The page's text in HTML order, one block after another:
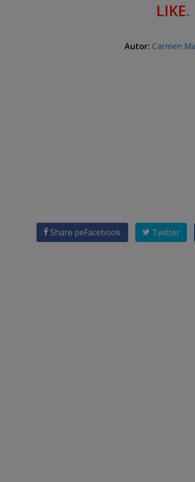
LIKE.
Autor: Carmen
Share peFacebook Twitter